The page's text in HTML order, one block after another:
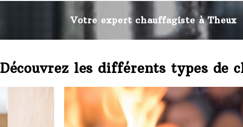
Votre expert chauffagiste à Theux
Découvrez les différents types de